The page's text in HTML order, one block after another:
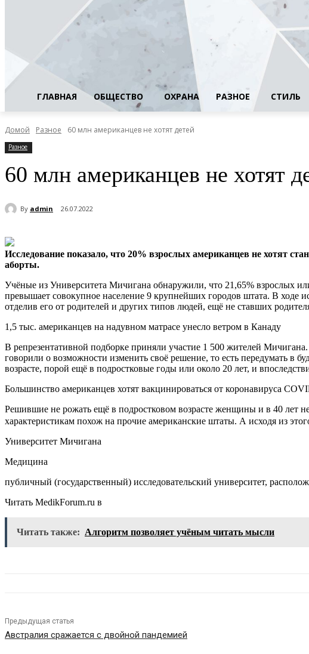
ГЛАВНАЯ ОБЩЕСТВО ОХРАНА РАЗНОЕ СТИЛЬ
Домой Разное 60 млн американцев не хотят детей
Разное
60 млн американцев не хотят
By admin 26.07.2022
Исследование показало, что 20% взрослых американцев не хотят
аборты.
Учёные из Университета Мичигана обнаружили, что 21,65% взрослых
превышает совокупное население 9 крупнейших городов штата. В ходе
отделив его от родителей и других типов людей, ещё не ставших
1,5 тыс. американцев на надувном матрасе унесло ветром в Канаду
В репрезентативной подборке приняли участие 1 500 жителей
говорили о возможности изменить своё решение, то есть передумать в
возрасте, порой ещё в подростковые годы или около 20 лет, и
Большинство американцев хотят вакцинироваться от коронавируса
Решившие не рожать ещё в подростковом возрасте женщины и в 40 лет
характеристикам похож на прочие американские штаты. А исходя из
Университет Мичигана
Медицина
публичный (государственный) исследовательский университет,
Читать MedikForum.ru в
Читать также: Алгоритм позволяет учёным читать мысли
Предыдущая статья
Австралия сражается с двойной пандемией